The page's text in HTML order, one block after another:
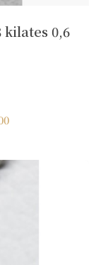
0,6